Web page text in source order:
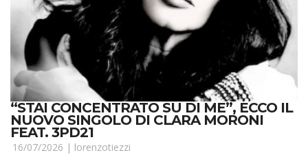
“STAI CONCENTRATO SU DI ME”, ECCO IL
NUOVO SINGOLO DI CLARA MORONI
FEAT. 3PD21
16/07/2026 | lorenzotiezzi